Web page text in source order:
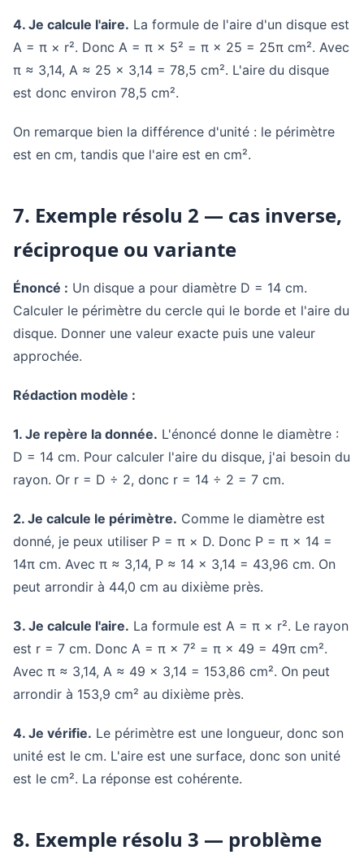
4. Je calcule l'aire. La formule de l'aire d'un disque est
A = π × r². Donc A = π × 5² = π × 25 = 25π cm². Avec
π ≈ 3,14, A ≈ 25 × 3,14 = 78,5 cm². L'aire du disque
est donc environ 78,5 cm².
On remarque bien la différence d'unité : le périmètre
est en cm, tandis que l'aire est en cm².
7. Exemple résolu 2 — cas inverse,
réciproque ou variante
Énoncé : Un disque a pour diamètre D = 14 cm.
Calculer le périmètre du cercle qui le borde et l'aire du
disque. Donner une valeur exacte puis une valeur
approchée.
Rédaction modèle :
1. Je repère la donnée. L'énoncé donne le diamètre :
D = 14 cm. Pour calculer l'aire du disque, j'ai besoin du
rayon. Or r = D ÷ 2, donc r = 14 ÷ 2 = 7 cm.
2. Je calcule le périmètre. Comme le diamètre est
donné, je peux utiliser P = π × D. Donc P = π × 14 =
14π cm. Avec π ≈ 3,14, P ≈ 14 × 3,14 = 43,96 cm. On
peut arrondir à 44,0 cm au dixième près.
3. Je calcule l'aire. La formule est A = π × r². Le rayon
est r = 7 cm. Donc A = π × 7² = π × 49 = 49π cm².
Avec π ≈ 3,14, A ≈ 49 × 3,14 = 153,86 cm². On peut
arrondir à 153,9 cm² au dixième près.
4. Je vérifie. Le périmètre est une longueur, donc son
unité est le cm. L'aire est une surface, donc son unité
est le cm². La réponse est cohérente.
8. Exemple résolu 3 — problème